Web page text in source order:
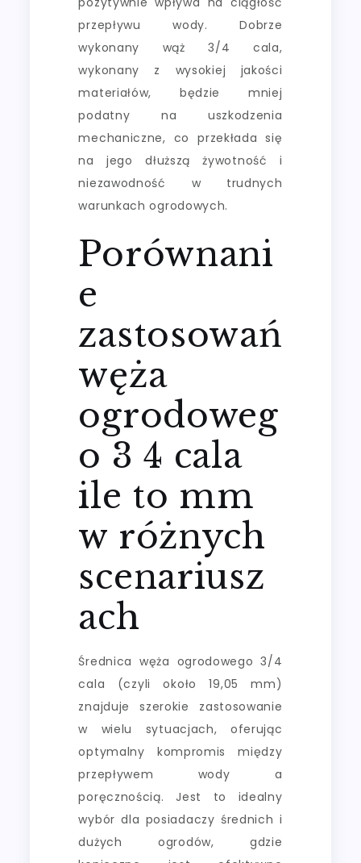
przepływu wody. Dobrze
wykonany wąż 3/4 cala,
wykonany z wysokiej jakości
materiałów, będzie mniej
podatny na uszkodzenia
mechaniczne, co przekłada się
na jego dłuższą żywotność i
niezawodność w trudnych
warunkach ogrodowych.
Porównani
e
zastosowań
węża
ogrodoweg
o 3 4 cala
ile to mm
w różnych
scenariusz
ach
Średnica węża ogrodowego 3/4
cala (czyli około 19,05 mm)
znajduje szerokie zastosowanie
w wielu sytuacjach, oferując
optymalny kompromis między
przepływem wody a
poręcznością. Jest to idealny
wybór dla posiadaczy średnich i
dużych ogrodów, gdzie